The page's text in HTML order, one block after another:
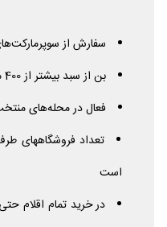
سفارش از
بن از سبد بیشتر از 400 مبلغ 100 هزار تومان کم می‌کند
فعال در محله‌های
تعداد فروشگاههای
است
در خرید تمام اقلام حتی